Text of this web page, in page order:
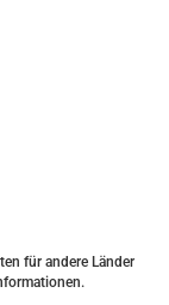
für andere Länder